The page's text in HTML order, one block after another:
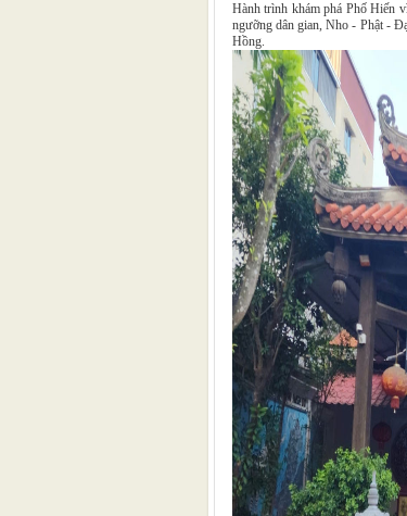
Hành trình khám phá Phố Hiến
ngưỡng dân gian, Nho - Phật -
Hồng.